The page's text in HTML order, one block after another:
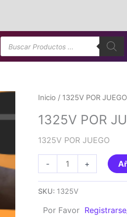
Búsqueda
de
productos
Inicio / 1325V POR JUEGO
1325V POR
1325V POR JUEGO
-
POR
JUEGO
+
SKU: 1325V
Por Favor